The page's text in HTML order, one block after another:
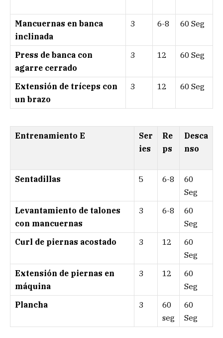
Mancuernas en banca
inclinada
3 6-8 60 Seg
Press de banca con
agarre cerrado
3 12 60 Seg
Extensión de tríceps con
un brazo
3 12 60 Seg
Entrenamiento E
Ser
ies
Re
ps
Desca
nso
Sentadillas 5 6-8
60
Seg
Levantamiento de talones
con mancuernas
3 6-8
60
Seg
Curl de piernas acostado
3 12
60
Seg
Extensión de piernas en
máquina
3 12
60
Seg
Plancha
3
60
seg
60
Seg